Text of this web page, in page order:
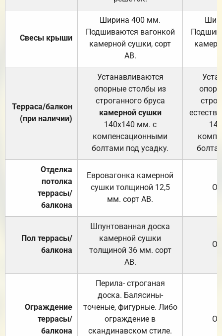
Свесы крыши
Ширина 400 мм.
Подшиваются вагонкой
камерной сушки, сорт
АВ.
Терраса/балкон
(при наличии)
Устанавливаются
опорные столбы из
строганного бруса
камерной сушки
140х140 мм. с
компенсационными
болтами под усадку.
Отделка
потолка
террасы/
балкона
Евровагонка камерной
сушки толщиной 12,5
мм. сорт АВ.
Пол террасы/
балкона
Шпунтованная доска
камерной сушки
толщиной 36 мм. сорт
АВ.
Ограждение
террасы/
балкона
Перила- строганая
доска. Балясины-
точеные, фигурные. Либо
ограждение в
скандинавском стиле.